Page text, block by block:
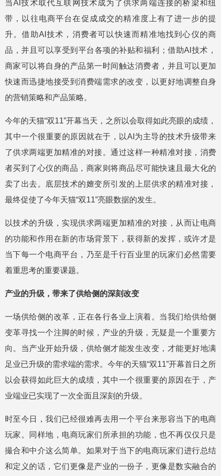
当AI技术取代互联网技术成为了供求两端连接的桥梁和纽
带，以往电商平台在促成成交的精准度上有了进一步的提
升。借助AI技术，消费者可以快速而精准地找到心仪的商
品，并且可以享受到平台各项的补贴和福利；借助AI技术，
商家可以将自身的产品第一时间触达消费者，并且可以更加
快速而迅捷地接受到消费端需求的改变，以更好地调整自身
的营销策略和产品策略。
今年的天猫“双11”开幕当天，之所以会取得如此亮眼的成绩，
其中一个很重要的原因就在于，以AI为主导的技术升级带来
了供求两端更加精准的对接。通过这样一种精准对接，消费
者买到了心仪的商品，商家则将商品尽可能快速且最大化的
卖了出去。底层技术的嬗变所引发的上层供求的精准对接，
最终促使了今年天猫“双11”亮眼数据的发生。
以技术的升级，实现供求两端更加精准的对接，从而让电商
的功能和作用在新的市场背景下，获得新的发挥，或许才是
当下每一个电商平台，乃至是千行百业里的玩家们必然需要
着重思考的重要课题。
产业的升级，带来了供给侧的深刻改变
一场供给侧的改革，正在各行各业上演着。当我们给供给侧
变革寻找一个注脚的时候，产业的升级，无疑是一个重要方
向。当产业开始升级，供给侧才能发生改变，才能更好地满
足业已升级的需求端的需求。今年的天猫“双11”开幕首日之所
以会获得如此巨大的成绩，其中一个很重要的原因在于，产
业端业已实现了一次全面且深刻的升级。
时至今日，我们已经很难再去用一个平台来形容当下的电商
玩家。同样地，电商玩家们所承担的功能，也不再仅仅只是
撮合和中介这么简单。如果对于当下的电商玩家们进行总结
和定义的话，它们更像是产业的一份子，更像是数实融合的